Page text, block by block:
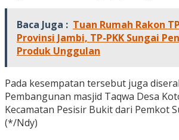
Baca Juga : Tuan Rumah Rakon
Provinsi Jambi, TP-PKK Sungai
Produk Unggulan
Pada kesempatan tersebut juga
Pembangunan masjid Taqwa Desa
Kecamatan Pesisir Bukit dari Pemkot
(*/Ndy)